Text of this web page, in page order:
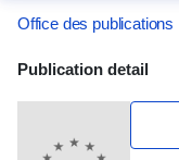
Office des publications
Publication
Publication detail